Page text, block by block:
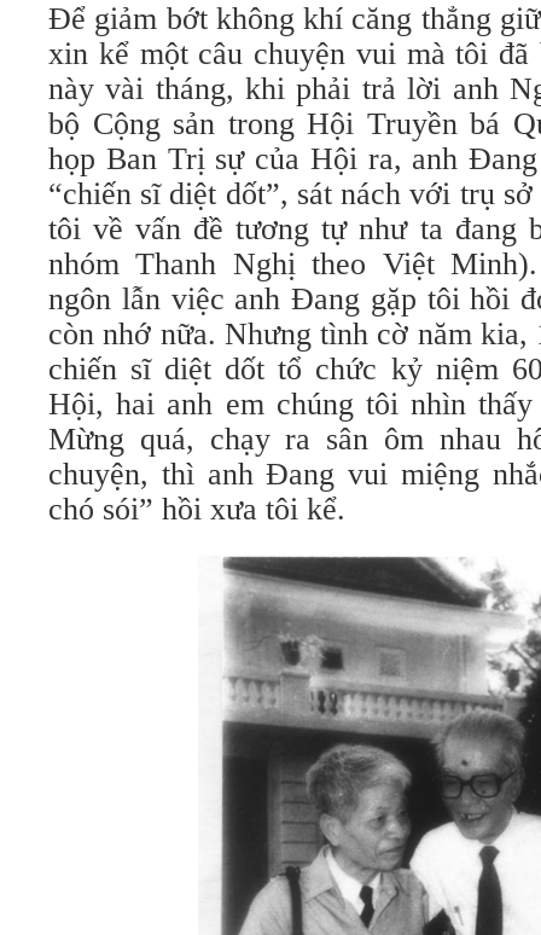
Để giảm bớt không khí căng thẳng
xin kể một câu chuyện vui mà tôi
này vài tháng, khi phải trả lời anh
bộ Cộng sản trong Hội Truyền bá
họp Ban Trị sự của Hội ra, anh
“chiến sĩ diệt dốt”, sát nách với trụ
tôi về vấn đề tương tự như ta đang
nhóm Thanh Nghị theo Việt
ngôn lẫn việc anh Đang gặp tôi hồi
còn nhớ nữa. Nhưng tình cờ năm kia,
chiến sĩ diệt dốt tổ chức kỷ niệm
Hội, hai anh em chúng tôi nhìn
Mừng quá, chạy ra sân ôm nhau
chuyện, thì anh Đang vui miệng
chó sói” hồi xưa tôi kể.